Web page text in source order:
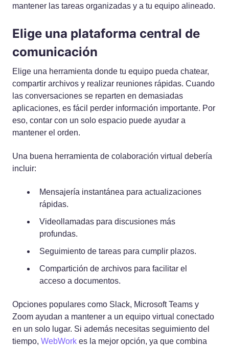
mantener las tareas organizadas y a tu equipo alineado.
Elige una plataforma central de
comunicación
Elige una herramienta donde tu equipo pueda chatear,
compartir archivos y realizar reuniones rápidas. Cuando
las conversaciones se reparten en demasiadas
aplicaciones, es fácil perder información importante. Por
eso, contar con un solo espacio puede ayudar a
mantener el orden.
Una buena herramienta de colaboración virtual debería
incluir:
Mensajería instantánea para actualizaciones
rápidas.
Videollamadas para discusiones más
profundas.
Seguimiento de tareas para cumplir plazos.
Compartición de archivos para facilitar el
acceso a documentos.
Opciones populares como Slack, Microsoft Teams y
Zoom ayudan a mantener a un equipo virtual conectado
en un solo lugar. Si además necesitas seguimiento del
tiempo, WebWork es la mejor opción, ya que combina